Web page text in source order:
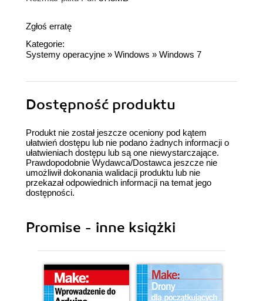
Zgłoś erratę
Kategorie:
Systemy operacyjne » Windows » Windows 7
Dostępność produktu
Produkt nie został jeszcze oceniony pod kątem
ułatwień dostępu lub nie podano żadnych informacji o
ułatwieniach dostępu lub są one niewystarczające.
Prawdopodobnie Wydawca/Dostawca jeszcze nie
umożliwił dokonania walidacji produktu lub nie
przekazał odpowiednich informacji na temat jego
dostępności.
Promise - inne książki